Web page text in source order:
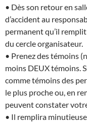
• Dès son retour en
d’accident au
permanent qu’il
du cercle organisateur.
• Prenez des témoins
moins DEUX témoins.
comme témoins des
le plus proche ou, en
peuvent constater
• Il remplira